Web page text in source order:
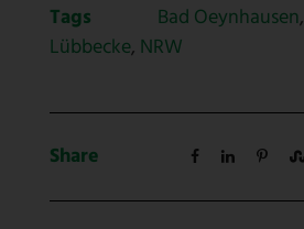
Tags
Bad Oeynhausen,
Lübbecke, NRW
Share